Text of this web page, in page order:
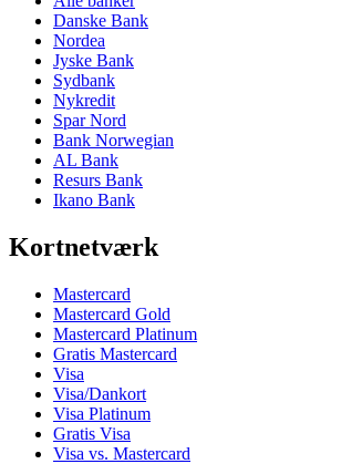
Danske Bank
Nordea
Jyske Bank
Sydbank
Nykredit
Spar Nord
Bank Norwegian
AL Bank
Resurs Bank
Ikano Bank
Kortnetværk
Mastercard
Mastercard Gold
Mastercard Platinum
Gratis Mastercard
Visa
Visa/Dankort
Visa Platinum
Gratis Visa
Visa vs. Mastercard